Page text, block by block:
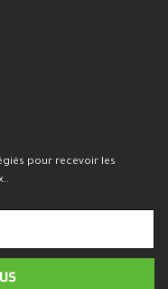
pour recevoir les